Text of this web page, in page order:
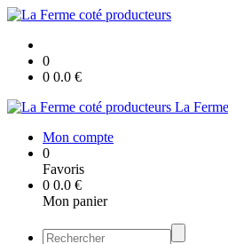
0
0 0.0 €
La
Mon compte
0
Favoris
0 0.0 €
Mon panier